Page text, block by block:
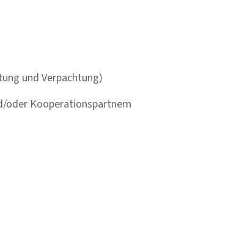
und Verpachtung)
oder Kooperationspartnern